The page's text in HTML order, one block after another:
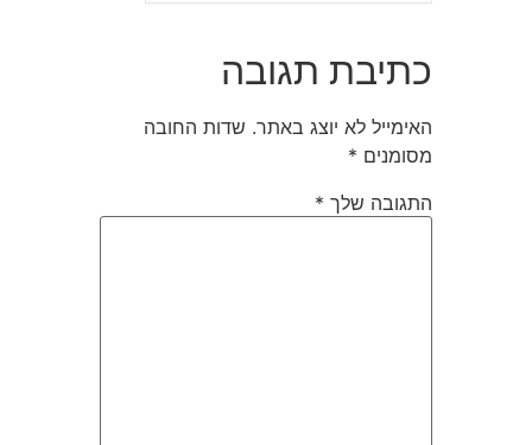
כתיבת תגובה
האימייל לא יוצג באתר. שדות החובה
מסומנים *
התגובה שלך *